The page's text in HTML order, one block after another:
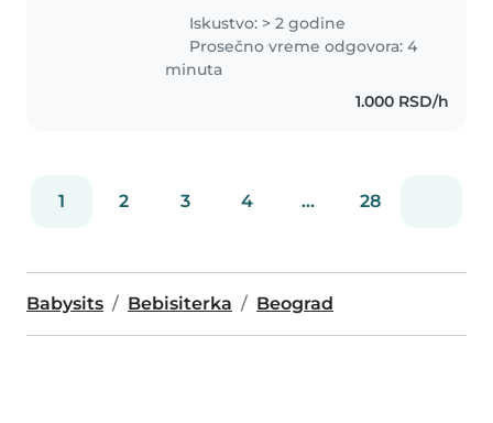
Radila sam u igranici kao dečija
animatorka, aktivno igram dečije
predstave i vec..
Iskustvo: > 2 godine
Prosečno vreme odgovora: 4
minuta
1.000 RSD/h
1 2 3 4 ... 28
Babysits Bebisiterka Beograd